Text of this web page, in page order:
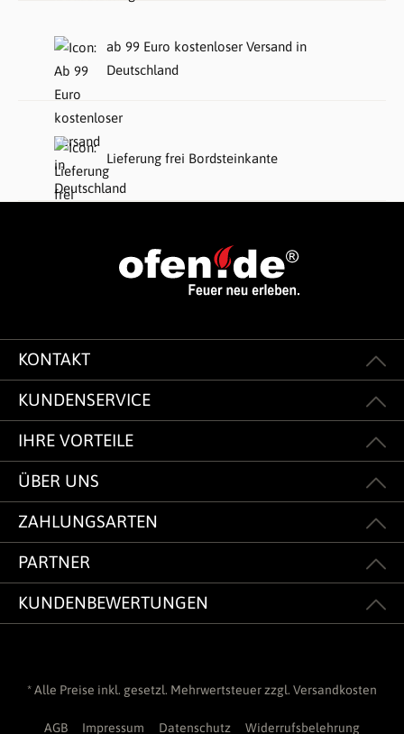
ab 99 Euro kostenloser Versand in
Deutschland
Lieferung frei Bordsteinkante
KONTAKT
KUNDENSERVICE
IHRE VORTEILE
ÜBER UNS
ZAHLUNGSARTEN
PARTNER
KUNDENBEWERTUNGEN
* Alle Preise inkl. gesetzl. Mehrwertsteuer zzgl. Versandkosten
AGB Impressum Datenschutz Widerrufsbelehrung